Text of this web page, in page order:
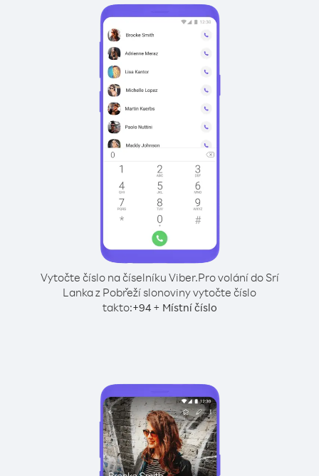
Vytočte číslo na číselníku Viber.Pro volání do Srí
Lanka z Pobřeží slonoviny vytočte číslo
takto:+94+ Místní číslo